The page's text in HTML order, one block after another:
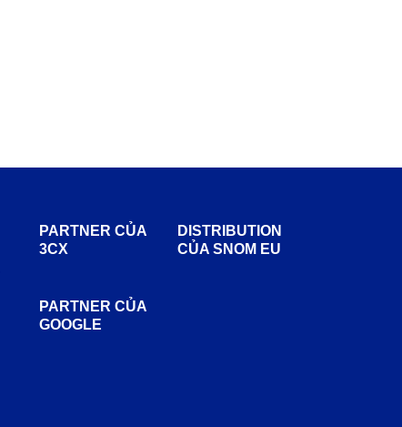
PARTNER CỦA
3CX
PARTNER CỦA
GOOGLE
DISTRIBUTION
CỦA SNOM EU